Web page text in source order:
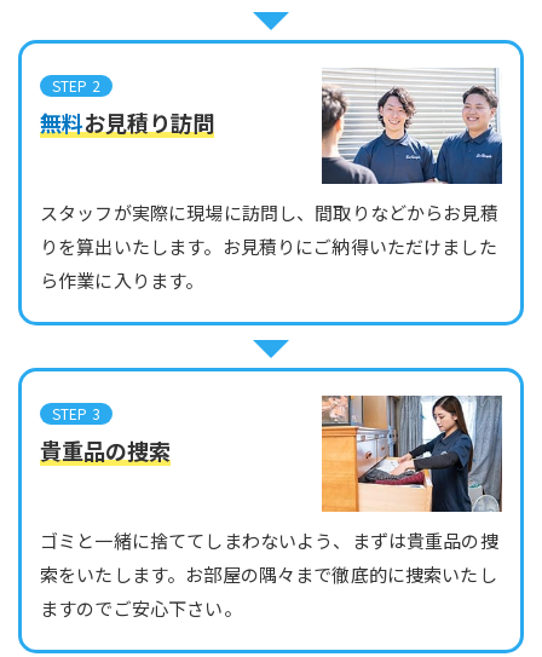
STEP 2
無料お見積り訪問
スタッフが実際に現場に訪問し、間取りなどからお見積
りを算出いたします。お見積りにご納得いただけました
ら作業に入ります。
STEP 3
貴重品の捜索
ゴミと一緒に捨ててしまわないよう、まずは貴重品の捜
索をいたします。お部屋の隅々まで徹底的に捜索いたし
ますのでご安心下さい。